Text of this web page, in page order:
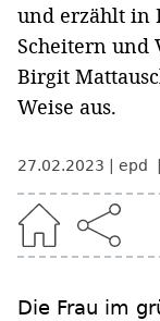
und erzählt in
Scheitern und
Birgit
Weise aus.
27.02.2023 epd
Die Frau im